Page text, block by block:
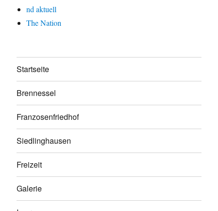
nd aktuell
The Nation
Startseite
Brennessel
Franzosenfriedhof
Siedlinghausen
Freizeit
Galerie